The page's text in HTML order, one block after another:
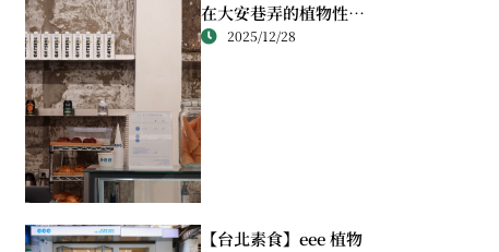
在大安巷弄的植物性冰
淇淋，顛覆我對台北冰
2025/12/28
【台北素食】eee 植物